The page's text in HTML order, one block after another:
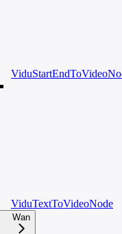
ViduTextToVideoNode
Wan